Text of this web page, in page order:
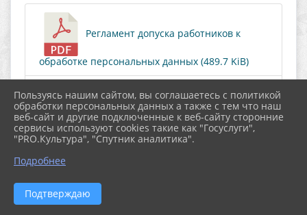
Регламент допуска работников к
обработке персональных данных (489.7 KiB)
Правила внутреннего трудового
распорядка (1013.1 KiB)
их семей на внутришкольный учет (1.5 MiB)
Пользуясь нашим сайтом, вы соглашаетесь с политикой
обработки персональных данных а также с тем что наш
веб-сайт и другие подключенные к веб-сайту сторонние
сервисы используют cookies такие как "Госуслуги",
"PRO.Культура", "Спутник аналитика".
Подробнее
Подтверждаю